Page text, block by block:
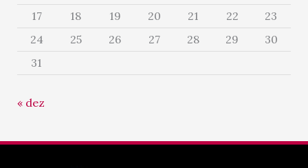
17
18 19 20 21 22
23
24
25 26 27 28 29
30
31
« dez